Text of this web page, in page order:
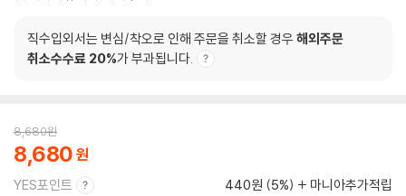
직수입외서는 변심/착오로 인해 주문을 취소할 경우 해외주문
취소수수료 20%가 부과됩니다.
8,680원
8,680
YES포인트 440원 (5%) 마니아추가적립